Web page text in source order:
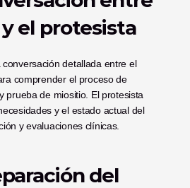
el protesista
detallada entre el
comprender el proceso de
prueba de miositio. El protesista
y el estado actual del
y evaluaciones clínicas.
del